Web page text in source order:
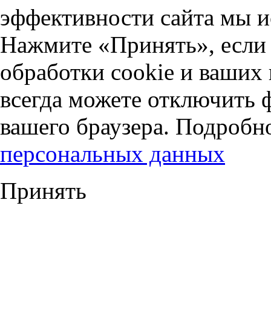
эффективности сайта мы
Нажмите «Принять», если
обработки cookie и
всегда можете отключить
вашего браузера.
персональных данных
Принять